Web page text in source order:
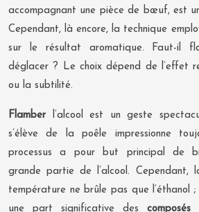
accompagnant une pièce de bœuf, est
Cependant, là encore, la technique
sur le résultat aromatique. Faut-il
déglacer ? Le choix dépend de l’effet
ou la subtilité.
Flamberl’alcool est un geste
s’élève de la poêle impressionne
processus a pour but principal de
grande partie de l’alcool. Cependant,
température ne brûle pas que l’éthanol
une part significative des